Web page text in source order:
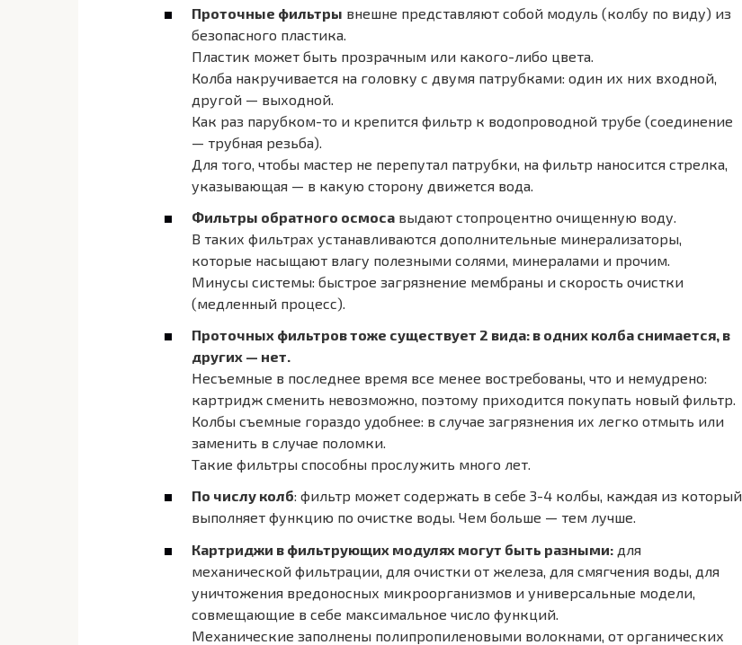
Проточные фильтры внешне представляют собой модуль (колбу по виду) из
безопасного пластика.
Пластик может быть прозрачным или какого-либо цвета.
Колба накручивается на головку с двумя патрубками: один их них входной,
другой — выходной.
Как раз парубком-то и крепится фильтр к водопроводной трубе (соединение
— трубная резьба).
Для того, чтобы мастер не перепутал патрубки, на фильтр наносится стрелка,
указывающая — в какую сторону движется вода.
Фильтры обратного осмоса выдают стопроцентно очищенную воду.
В таких фильтрах устанавливаются дополнительные минерализаторы,
которые насыщают влагу полезными солями, минералами и прочим.
Минусы системы: быстрое загрязнение мембраны и скорость очистки
(медленный процесс).
Проточных фильтров тоже существует 2 вида: в одних колба снимается, в
других — нет.
Несъемные в последнее время все менее востребованы, что и немудрено:
картридж сменить невозможно, поэтому приходится покупать новый фильтр.
Колбы съемные гораздо удобнее: в случае загрязнения их легко отмыть или
заменить в случае поломки.
Такие фильтры способны прослужить много лет.
По числу колб: фильтр может содержать в себе 3-4 колбы, каждая из который
выполняет функцию по очистке воды. Чем больше — тем лучше.
Картриджи в фильтрующих модулях могут быть разными: для
механической фильтрации, для очистки от железа, для смягчения воды, для
уничтожения вредоносных микроорганизмов и универсальные модели,
совмещающие в себе максимальное число функций.
Механические заполнены полипропиленовыми волокнами, от органических